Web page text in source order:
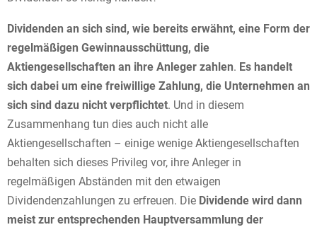
Dividenden an sich sind, wie bereits erwähnt, eine Form der
regelmäßigen Gewinnausschüttung, die
Aktiengesellschaften an ihre Anleger zahlen. Es handelt
sich dabei um eine freiwillige Zahlung, die Unternehmen an
sich sind dazu nicht verpflichtet. Und in diesem
Zusammenhang tun dies auch nicht alle
Aktiengesellschaften – einige wenige Aktiengesellschaften
behalten sich dieses Privileg vor, ihre Anleger in
regelmäßigen Abständen mit den etwaigen
Dividendenzahlungen zu erfreuen. Die Dividende wird dann
meist zur entsprechenden Hauptversammlung der